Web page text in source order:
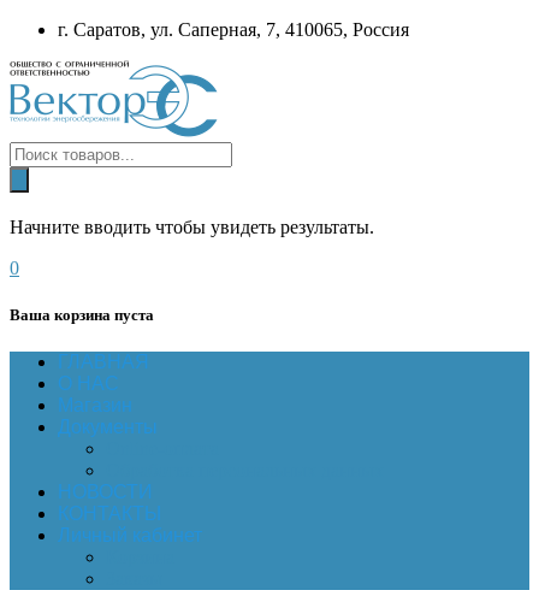
г. Саратов, ул. Саперная, 7, 410065, Россия
Начните вводить чтобы увидеть результаты.
0
Ваша корзина пуста
ГЛАВНАЯ
О НАС
Магазин
Документы
НОВОСТИ
КОНТАКТЫ
Личный кабинет